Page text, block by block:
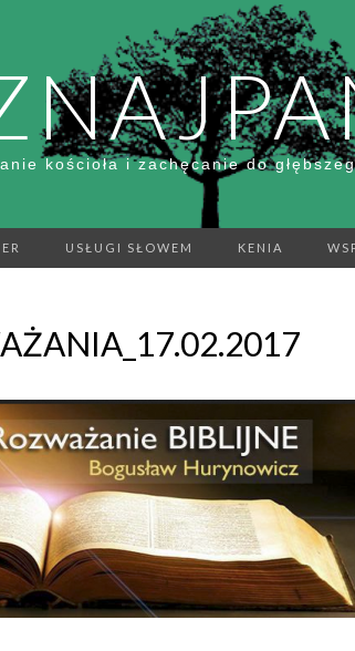
kościoła i zachęcanie do
USŁUGI SŁOWEM KENIA